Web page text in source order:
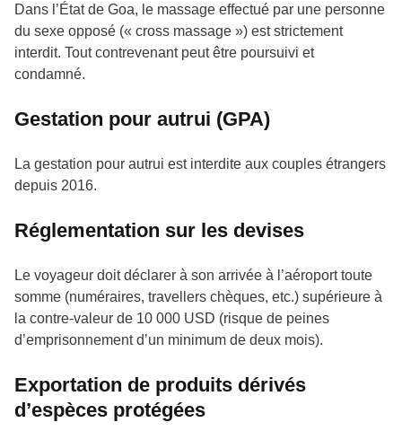
Dans l’État de Goa, le massage effectué par une personne
du sexe opposé (« cross massage ») est strictement
interdit. Tout contrevenant peut être poursuivi et
condamné.
Gestation pour autrui (GPA)
La gestation pour autrui est interdite aux couples étrangers
depuis 2016.
Réglementation sur les devises
Le voyageur doit déclarer à son arrivée à l’aéroport toute
somme (numéraires, travellers chèques, etc.) supérieure à
la contre-valeur de 10 000 USD (risque de peines
d’emprisonnement d’un minimum de deux mois).
Exportation de produits dérivés
d’espèces protégées